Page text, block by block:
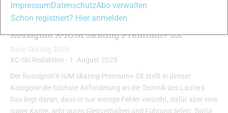
Rossignol X-IUM Skating Premium+ SX
Race Skating 2026
XC-Ski Redaktion - 1. August 2025
Der Rossignol X-IUM Skating Premium+ SX stellt in direser
Kategorie die höchste Anforderung an die Technik des Läufers.
Das liegt daran, dass er nur wenige Fehler verzeiht, dafür aber eine
super Kante, sehr gutes Gleitverhalten und Führung liefert. Dafür
Impressum DatenschutzAbo verwalten
Schon registriert? Hier anmelden